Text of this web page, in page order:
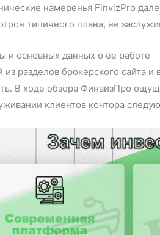
намеренья FinvizPro
типичного плана, не
и основных данных о ее работе
разделов брокерского сайта
В ходе обзора ФинвизПро
клиентов контора